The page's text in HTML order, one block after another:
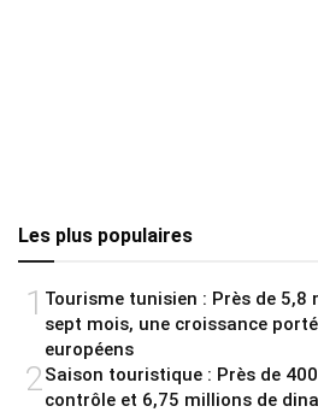
Les plus populaires
1 Tourisme tunisien : Près de 5,8
sept mois, une croissance
européens
2 Saison touristique : Près de
contrôle et 6,75 millions de